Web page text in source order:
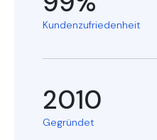
Kundenzufriedenheit
2010
Gegründet